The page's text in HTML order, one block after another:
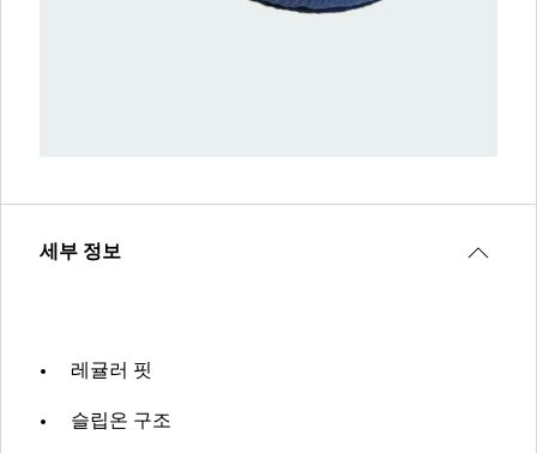
세부 정보
레귤러 핏
슬립온 구조